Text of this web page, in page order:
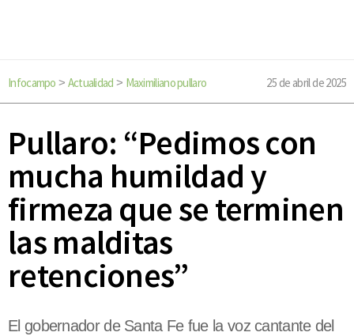
Infocampo > Actualidad > Maximiliano pullaro 25 de abril de 2025
Pullaro: “Pedimos con
mucha humildad y
firmeza que se terminen
las malditas
retenciones”
El gobernador de Santa Fe fue la voz cantante del